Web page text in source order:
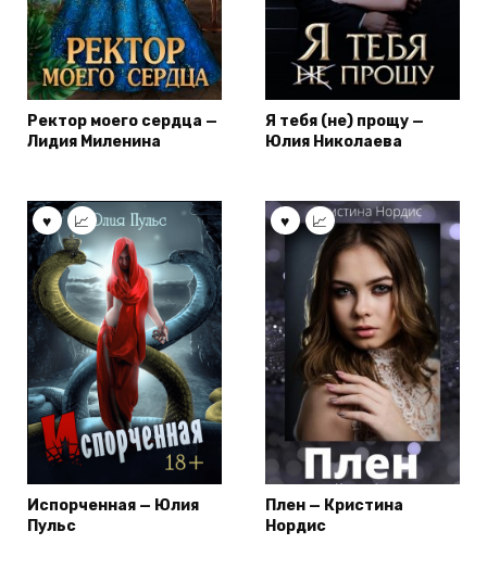
Ректор моего сердца —
Лидия Миленина
Я тебя (не) прощу —
Юлия Николаева
Испорченная — Юлия
Пульс
Плен — Кристина
Нордис